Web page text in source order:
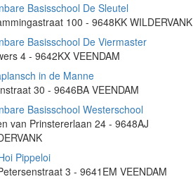
Basisschool De Sleutel
100 - 9648KK WILDERVANK
Basisschool De Viermaster
4 - 9642KX VEENDAM
in de Manne
30 - 9646BA VEENDAM
Basisschool Westerschool
van Prinstererlaan 24 - 9648AJ
Pippeloi
3 - 9641EM VEENDAM